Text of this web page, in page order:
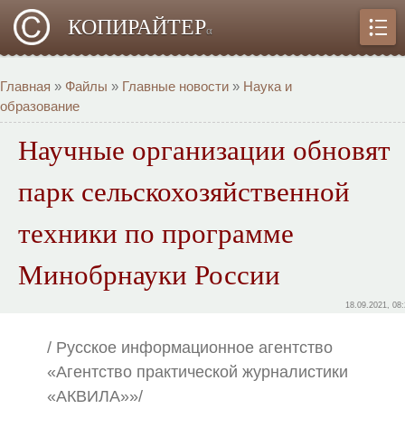
КОПИРАЙТЕРα
Главная » Файлы » Главные новости » Наука и
образование
Научные организации обновят
парк сельскохозяйственной
техники по программе
Минобрнауки России
18.09.2021,
/ Русское информационное агентство
«Агентство практической журналистики
«АКВИЛА»»/